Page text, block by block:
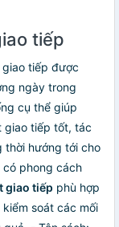
tiếp
tiếp được
ngày trong
cụ thể giúp
giao tiếp tốt, tác
thời hướng tới cho
có phong cách
giao tiếp phù hợp
soát các mối